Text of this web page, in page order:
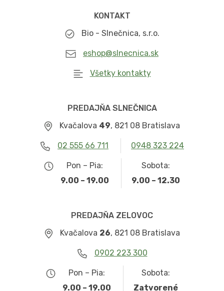
KONTAKT
Bio - Slnečnica, s.r.o.
eshop@slnecnica.sk
Všetky kontakty
PREDAJŇA SLNEČNICA
Kvačalova 49, 821 08 Bratislava
02 555 66 711 0948 323 224
Pon – Pia:
9.00 – 19.00
Sobota:
9.00 – 12.30
PREDAJŇA ZELOVOC
Kvačalova 26, 821 08 Bratislava
0902 223 300
Pon – Pia:
9.00 – 19.00
Sobota:
Zatvorené